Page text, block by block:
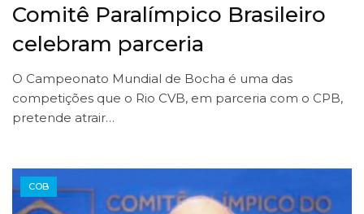
Comitê Paralímpico Brasileiro
celebram parceria
O Campeonato Mundial de Bocha é uma das
competições que o Rio CVB, em parceria com o CPB,
pretende atrair…
COB